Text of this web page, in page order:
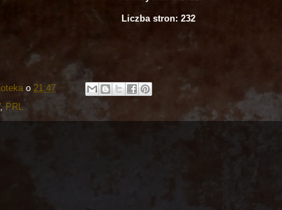
Liczba stron: 232
o 21:47
, PRL